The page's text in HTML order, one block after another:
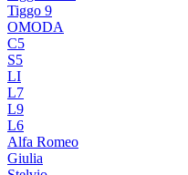
Tiggo 9
OMODA
C5
S5
LI
L7
L9
L6
Alfa Romeo
Giulia